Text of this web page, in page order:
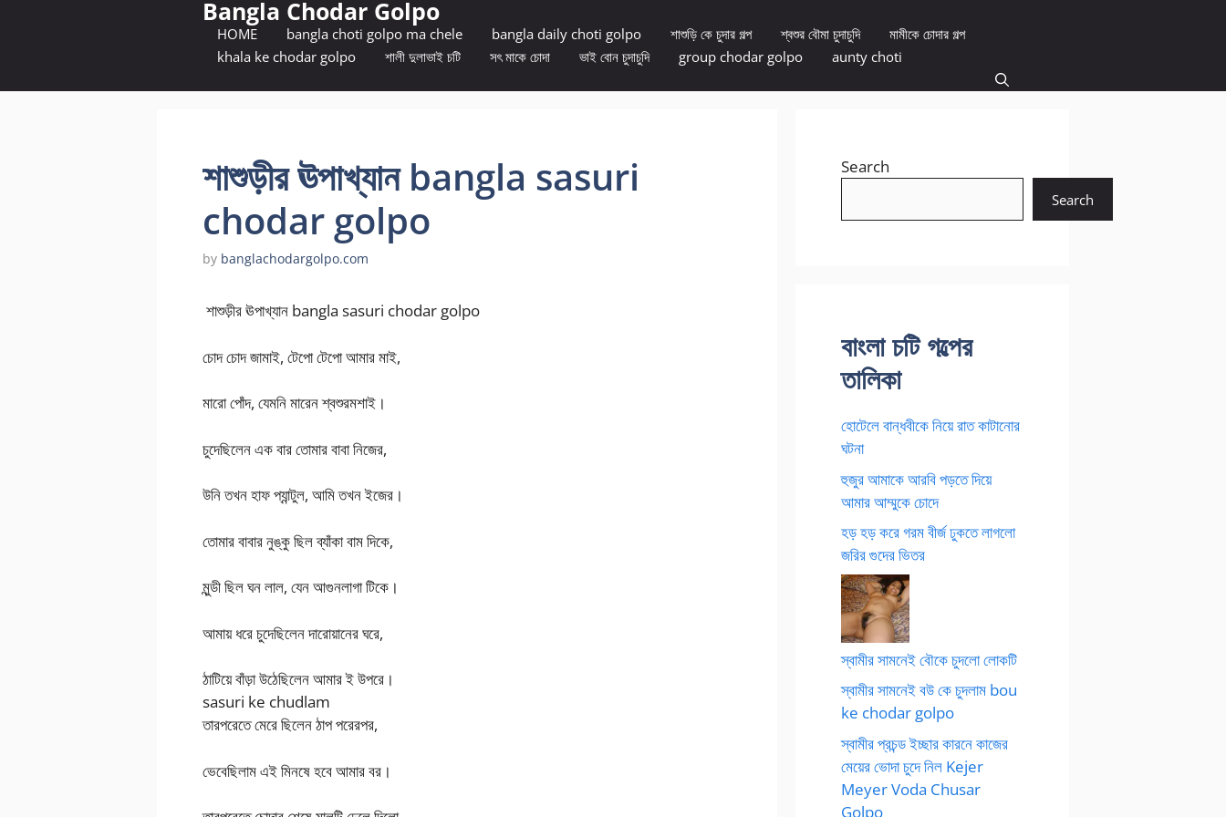
Bangla Chodar Golpo
HOME bangla choti golpo ma chele bangla daily choti golpo শাশুড়ি কে চুদার গল্প শ্বশুর বৌমা চুদাচুদি
মামীকে চোদার গল্প
khala ke chodar golpo
শালী দুলাভাই চটি সৎ মাকে চোদা ভাই বোন চুদাচুদি group chodar golpo aunty choti
শাশুড়ীর ঊপাখ্যান bangla sasuri
chodar golpo
by banglachodargolpo.com
শাশুড়ীর ঊপাখ্যান bangla sasuri chodar golpo
চোদ চোদ জামাই, টেপো টেপো আমার মাই,
মারো পোঁদ, যেমনি মারেন শ্বশুরমশাই।
চুদেছিলেন এক বার তোমার বাবা নিজের,
উনি তখন হাফ প্যান্টুল, আমি তখন ইজের।
তোমার বাবার নুঙ্কু ছিল ব্যাঁকা বাম দিকে,
মুন্ডী ছিল ঘন লাল, যেন আগুনলাগা টিকে।
আমায় ধরে চুদেছিলেন দারোয়ানের ঘরে,
ঠাটিয়ে বাঁড়া উঠেছিলেন আমার ই উপরে।
sasuri ke chudlam
তারপরেতে মেরে ছিলেন ঠাপ পরেরপর,
ভেবেছিলাম এই মিনষে হবে আমার বর।
Search
Search
বাংলা চটি গল্পের
তালিকা
হোটেলে বান্ধবীকে নিয়ে রাত কাটানোর
ঘটনা
হুজুর আমাকে আরবি পড়তে দিয়ে
আমার আম্মুকে চোদে
হড় হড় করে গরম বীর্জ ঢুকতে লাগলো
জরির গুদের ভিতর
স্বামীর সামনেই বৌকে চুদলো লোকটি
স্বামীর সামনেই বউ কে চুদলাম bou
ke chodar golpo
স্বামীর প্রচন্ড ইচ্ছার কারনে কাজের
মেয়ের ভোদা চুদে নিল Kejer
Meyer Voda Chusar
Golpo